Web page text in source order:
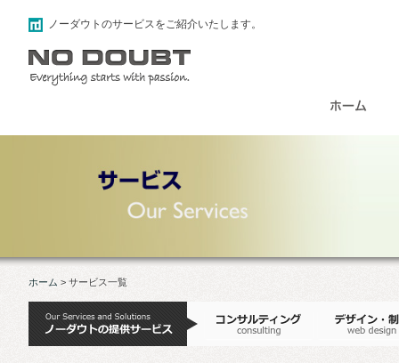
ノーダウトのサービスをご紹介いたします。
ホーム > サービス一覧